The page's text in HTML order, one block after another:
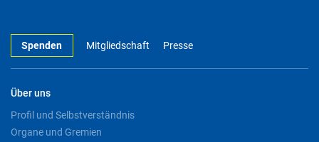
Spenden Mitgliedschaft Presse
Über uns
Profil und Selbstverständnis
Organe und Gremien